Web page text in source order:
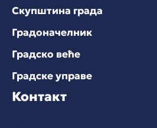
Скупштина града
Градоначелник
Градско веће
Градске управе
Контакт